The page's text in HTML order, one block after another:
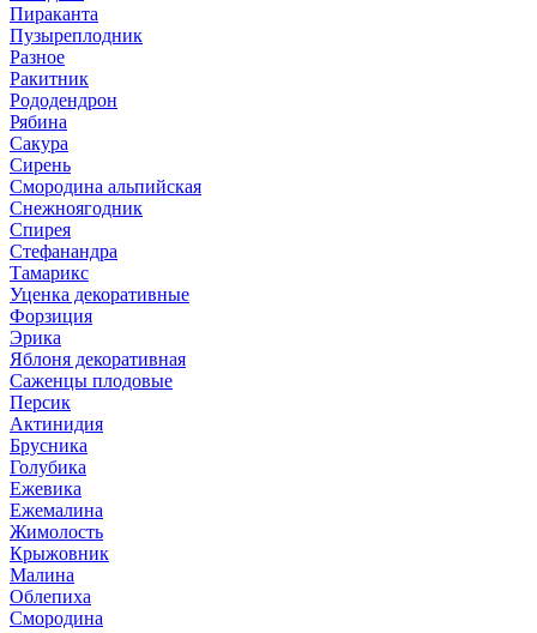
Пираканта
Пузыреплодник
Разное
Ракитник
Рододендрон
Рябина
Сакура
Сирень
Смородина альпийская
Снежноягодник
Спирея
Стефанандра
Тамарикс
Уценка декоративные
Форзиция
Эрика
Яблоня декоративная
Саженцы плодовые
Персик
Актинидия
Брусника
Голубика
Ежевика
Ежемалина
Жимолость
Крыжовник
Малина
Облепиха
Смородина